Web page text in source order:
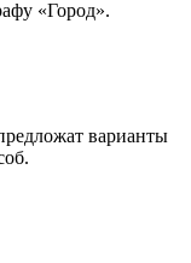
«Город».
варианты